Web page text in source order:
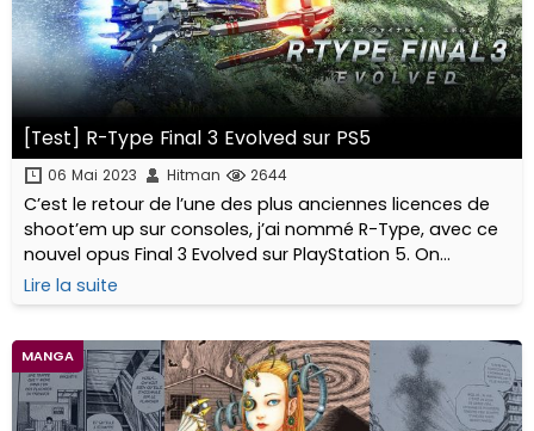
[Test] R-Type Final 3 Evolved sur PS5
06 Mai 2023 Hitman 2644
C’est le retour de l’une des plus anciennes licences de
shoot’em up sur consoles, j’ai nommé R-Type, avec ce
nouvel opus Final 3 Evolved sur PlayStation 5. On
embarque dans le vaisseau est c’est parti!
Lire la suite
MANGA